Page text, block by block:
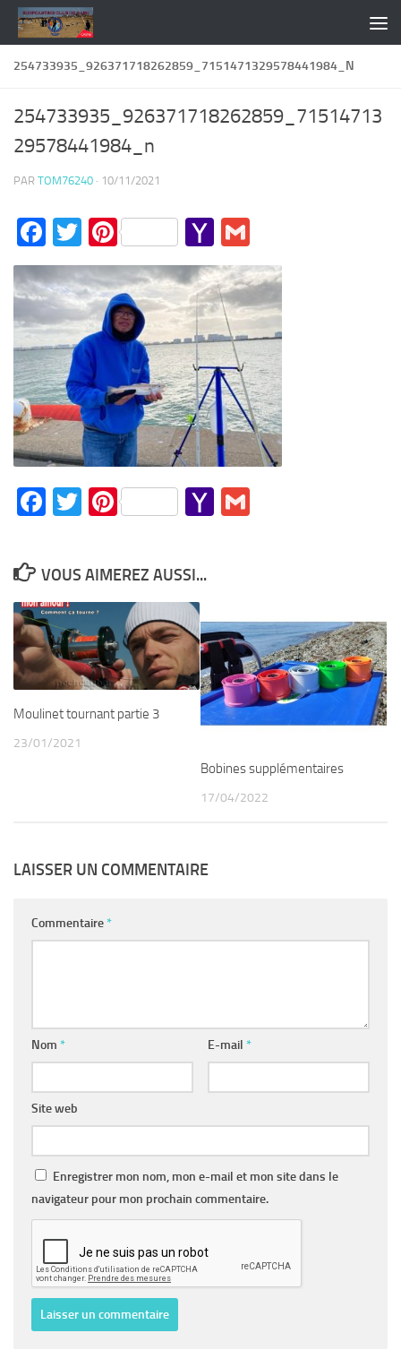
Skip to content
254733935_926371718262859_7151471329578441984_N
254733935_926371718262859_71514713
29578441984_n
PAR TOM76240 · 10/11/2021
Facebook
TwitterPinterestYahoo
Mail
Facebook
TwitterPinterestYahoo
VOUS AIMEREZ AUSSI...
Moulinet tournant partie 3
23/01/2021
Bobines supplémentaires
17/04/2022
LAISSER UN COMMENTAIRE
Commentaire *
Nom * E-mail *
Site web
Enregistrer mon nom, mon e-mail et mon site dans le
navigateur pour mon prochain commentaire.